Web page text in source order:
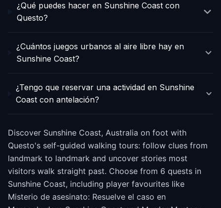
¿Qué puedes hacer en Sunshine Coast con
Questo?
¿Cuántos juegos urbanos al aire libre hay en
Sunshine Coast?
¿Tengo que reservar una actividad en Sunshine
Coast con antelación?
Discover Sunshine Coast, Australia on foot with
Questo's self-guided walking tours: follow clues from
landmark to landmark and uncover stories most
visitors walk straight past. Choose from 6 quests in
Sunshine Coast, including player favourites like
Misterio de asesinato: Resuelve el caso en